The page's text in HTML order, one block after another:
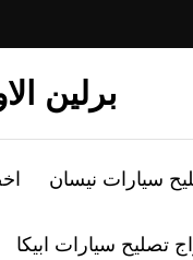
برلين